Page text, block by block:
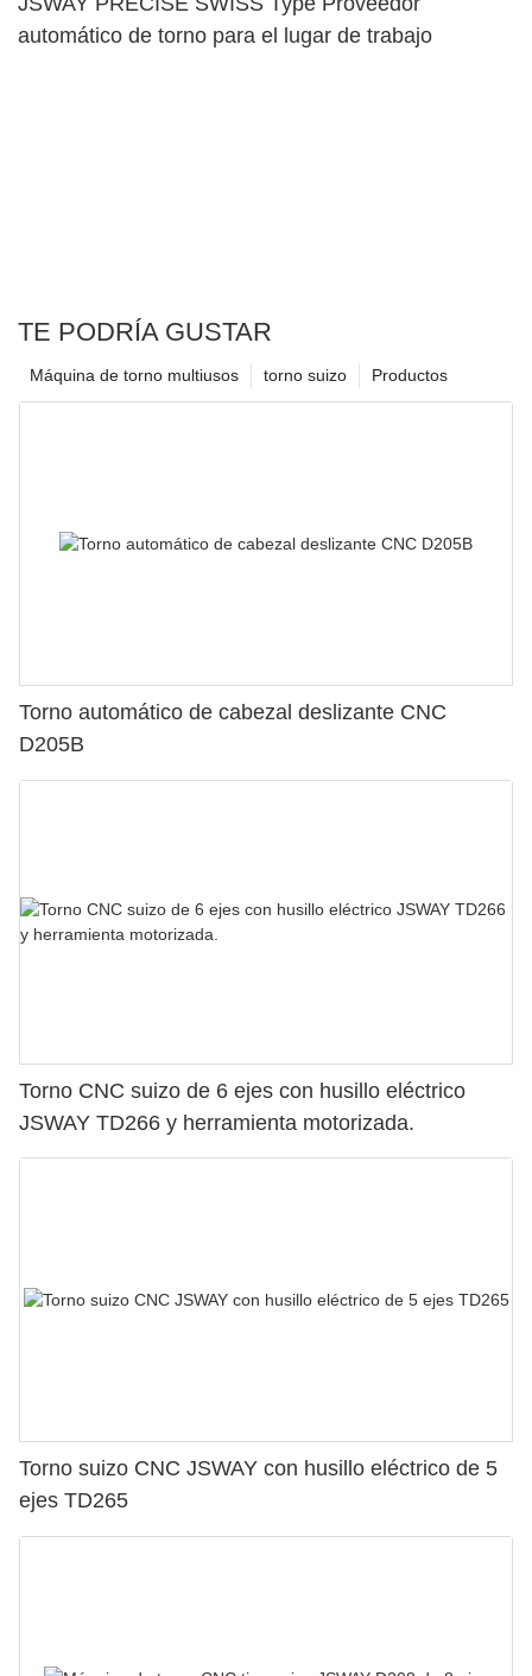
automático de torno para el lugar de trabajo
TE PODRÍA GUSTAR
Productos
torno suizo
Máquina de torno multiusos
Torno automático de cabezal deslizante CNC
D205B
Torno CNC suizo de 6 ejes con husillo eléctrico
JSWAY TD266 y herramienta motorizada.
Torno suizo CNC JSWAY con husillo eléctrico de 5
ejes TD265